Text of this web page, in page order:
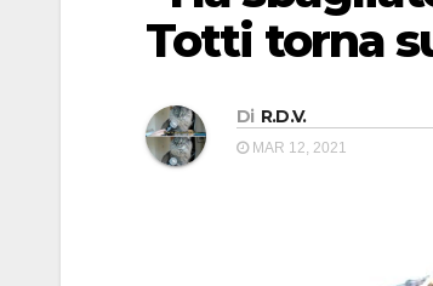
Totti torna
Di R.D.V.
MAR 12, 2021